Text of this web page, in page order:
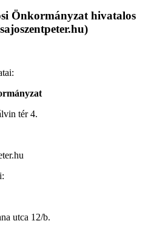
Önkormányzat hivatalos
tér 4.
utca 12/b.